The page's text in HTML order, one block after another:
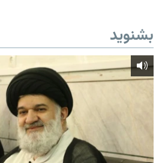
بشنوید